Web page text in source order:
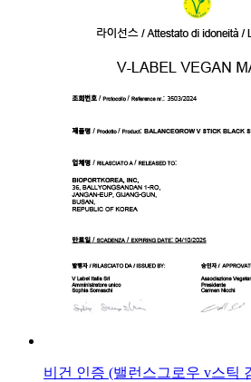
비건 인증 (밸런스그로우 v스틱